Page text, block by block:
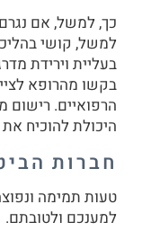
כך, למשל, אם
למשל, קושי
בעליית וירידת
בקשו מהרופא
הרפואיים.
היכולת להוכיח
חברות
טעות תמימה
למענכם ולטובתם.